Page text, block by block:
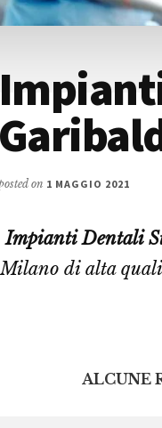
on 1 MAGGIO 2021
Impianti Dentali
Milano di alta
ALCUNE